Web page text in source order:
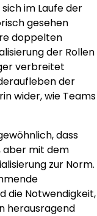
im Laufe der
gesehen
doppelten
der Rollen
verbreitet
der
wider, wie Teams
dass
aber mit dem
zur Norm.
die Notwendigkeit,
herausragend